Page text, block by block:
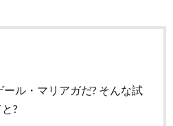
ール・マリアガだ? そんな試
?